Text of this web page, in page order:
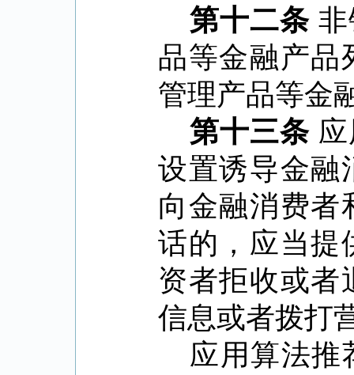
第十二条
品等金融产品
管理产品等金
第十三条
设置诱导金融
向金融消费者
话的，应当提
资者拒收或者
信息或者拨打
应用算法推